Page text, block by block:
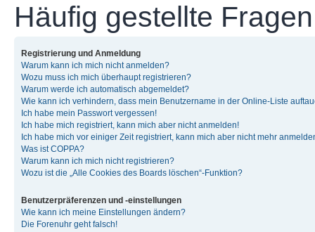
Häufig gestellte Fragen
Registrierung und Anmeldung
Warum kann ich mich nicht anmelden?
Wozu muss ich mich überhaupt registrieren?
Warum werde ich automatisch abgemeldet?
Wie kann ich verhindern, dass mein Benutzername in der Online-Liste
Ich habe mein Passwort vergessen!
Ich habe mich registriert, kann mich aber nicht anmelden!
Ich habe mich vor einiger Zeit registriert, kann mich aber nicht mehr
Was ist COPPA?
Warum kann ich mich nicht registrieren?
Wozu ist die „Alle Cookies des Boards löschen“-Funktion?
Benutzerpräferenzen und -einstellungen
Wie kann ich meine Einstellungen ändern?
Die Forenuhr geht falsch!